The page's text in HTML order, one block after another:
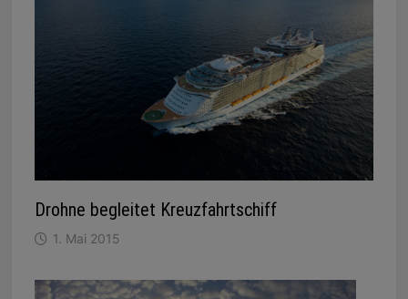
Drohne begleitet Kreuzfahrtschiff
1. Mai 2015